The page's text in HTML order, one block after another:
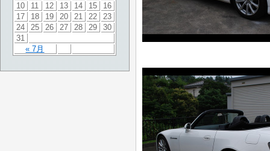
« 7月
10
11 12 13 14 15
16
17
18 19 20 21 22
23
24
25 26 27 28 29
30
31